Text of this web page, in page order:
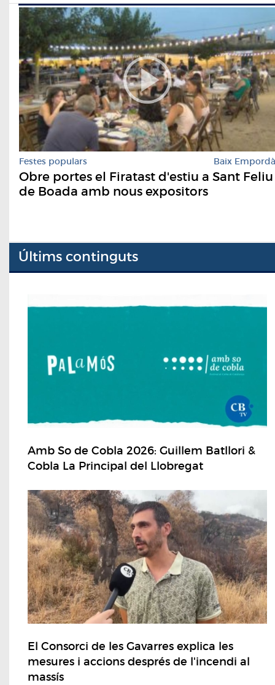
Festes populars Baix Empordà
Obre portes el Firatast d'estiu a Sant Feliu
de Boada amb nous expositors
Últims continguts
Amb So de Cobla 2026: Guillem Batllori &
Cobla La Principal del Llobregat
El Consorci de les Gavarres explica les
mesures i accions després de l'incendi al
massís